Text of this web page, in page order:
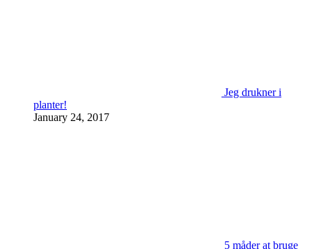
Jeg drukner i
planter!
January 24, 2017
5 måder at bruge